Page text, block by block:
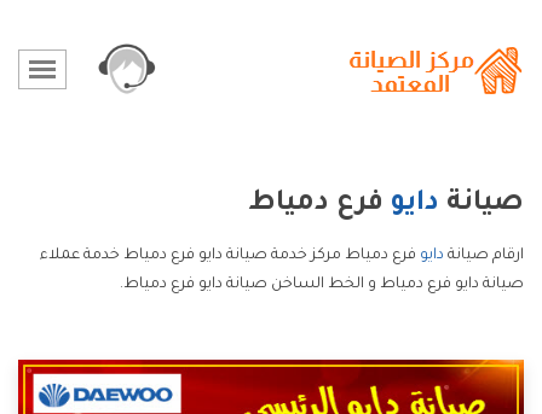
صيانة دايو فرع دمياط
ارقام صيانة دايو فرع دمياط مركز خدمة صيانة دايو فرع دمياط خدمة عملاء
صيانة دايو فرع دمياط و الخط الساخن صيانة دايو فرع دمياط.